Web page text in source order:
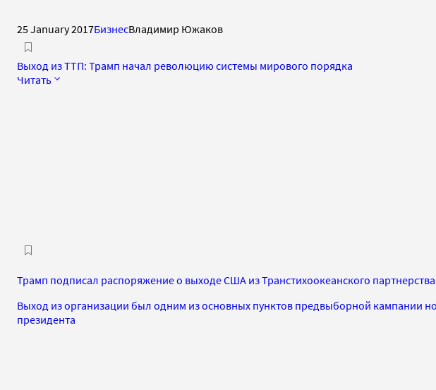
25 January 2017БизнесВладимир Южаков
Выход из ТТП: Трамп начал революцию системы мирового порядка
Читать
Трамп подписал распоряжение о выходе США из Транстихоокеанского партнерства
Выход из организации был одним из основных пунктов предвыборной кампании
президента